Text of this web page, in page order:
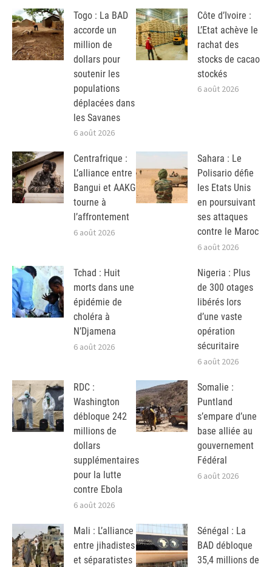
Togo : La BAD
accorde un
million de
dollars pour
soutenir les
populations
déplacées dans
les Savanes
6 août 2026
Côte d’Ivoire :
L’Etat achève le
rachat des
stocks de cacao
stockés
6 août 2026
Centrafrique :
L’alliance entre
Bangui et AAKG
tourne à
l’affrontement
6 août 2026
Sahara : Le
Polisario défie
les Etats Unis
en poursuivant
ses attaques
contre le Maroc
6 août 2026
Tchad : Huit
morts dans une
épidémie de
choléra à
N’Djamena
6 août 2026
Nigeria : Plus
de 300 otages
libérés lors
d’une vaste
opération
sécuritaire
6 août 2026
RDC :
Washington
débloque 242
millions de
dollars
supplémentaires
pour la lutte
contre Ebola
6 août 2026
Somalie :
Puntland
s’empare d’une
base alliée au
gouvernement
Fédéral
6 août 2026
Mali : L’alliance
entre jihadistes
et séparatistes
Sénégal : La
BAD débloque
35,4 millions de